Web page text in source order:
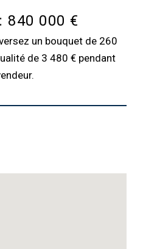
840 000 €
un bouquet de 260
de 3 480 € pendant